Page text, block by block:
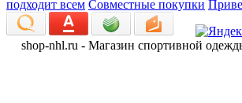
подходит всем Совместные покупки
shop-nhl.ru - Магазин спортивной